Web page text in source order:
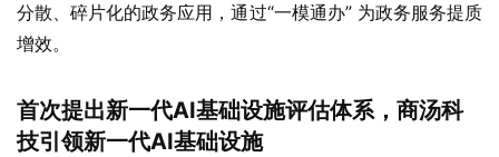
分散、碎片化的政务应用，通过“一模通办” 为政务服务提质
增效。
首次提出新一代AI基础设施评估体系，商汤科
技引领新一代AI基础设施